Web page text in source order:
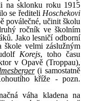
na sklonku roku 1915
se řediteli Hoschekovi
poválečné, učinit školu
ročník ve školním
Jako lesničí odborní
velmi záslužným
Korejs, toho času
v Opavě (Troppau),
(i samostatně
kříže - pozn.
váha kladena na